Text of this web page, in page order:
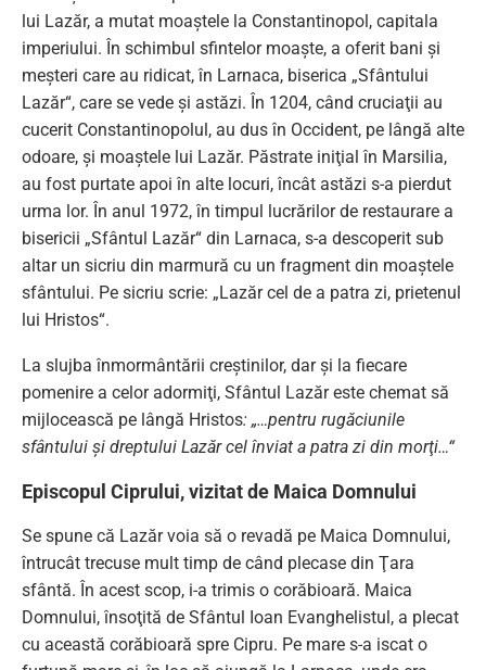
lui Lazăr, a mutat moaştele la Constantinopol, capitala
imperiului. În schimbul sfintelor moaşte, a oferit bani şi
meşteri care au ridicat, în Larnaca, biserica „Sfântului
Lazăr“, care se vede şi astăzi. În 1204, când cruciaţii au
cucerit Constantinopolul, au dus în Occident, pe lângă alte
odoare, şi moaştele lui Lazăr. Păstrate iniţial în Marsilia,
au fost purtate apoi în alte locuri, încât astăzi s-a pierdut
urma lor. În anul 1972, în timpul lucrărilor de restaurare a
bisericii „Sfântul Lazăr“ din Larnaca, s-a descoperit sub
altar un sicriu din marmură cu un fragment din moaştele
sfântului. Pe sicriu scrie: „Lazăr cel de a patra zi, prietenul
lui Hristos“.
La slujba înmormântării creştinilor, dar şi la fiecare
pomenire a celor adormiţi, Sfântul Lazăr este chemat să
mijlocească pe lângă Hristos: „…pentru rugăciunile
sfântului şi dreptului Lazăr cel înviat a patra zi din morţi…“
Episcopul Ciprului, vizitat de Maica Domnului
Se spune că Lazăr voia să o revadă pe Maica Domnului,
întrucât trecuse mult timp de când plecase din Ţara
sfântă. În acest scop, i-a trimis o corăbioară. Maica
Domnului, însoţită de Sfântul Ioan Evanghelistul, a plecat
cu această corăbioară spre Cipru. Pe mare s-a iscat o